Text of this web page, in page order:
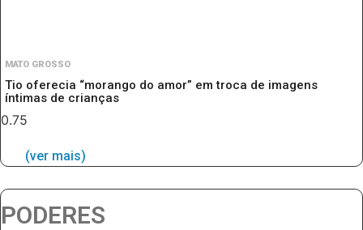
MATO GROSSO
Tio oferecia “morango do amor” em troca de imagens
íntimas de crianças
(ver mais)
PODERES